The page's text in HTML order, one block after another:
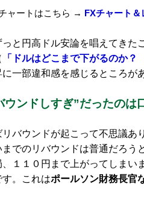
ャートはこちら → FXチャート
と円高ドル安論を唱えてきた
「ドルはどこまで下がるのか？
一部違和感を感じるところが
ウンドしすぎ”だったのは
バウンドが起こって不思議あ
までのリバウンドは普通だろう
１１０円まで上がってしまい
す。これはポールソン財務長官